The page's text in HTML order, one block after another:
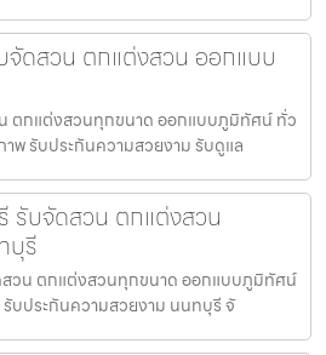
จัดสวน ตกแต่งสวน ออกแบบ
ตกแต่งสวนทุกขนาด ออกแบบภูมิทัศน์ ทั่ว
พ รับประกันความสวยงาม รับดูแล
รับจัดสวน ตกแต่งสวน
บุรี
วน ตกแต่งสวนทุกขนาด ออกแบบภูมิทัศน์
บประกันความสวยงาม นนทบุรี จั